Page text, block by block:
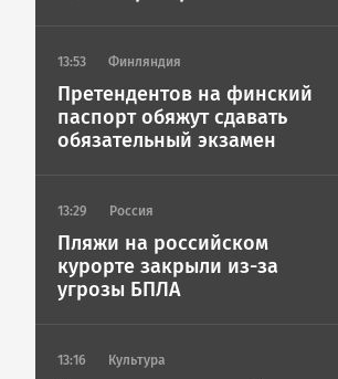
13:53 Финляндия
Претендентов на финский
паспорт обяжут сдавать
обязательный экзамен
13:29 Россия
Пляжи на российском
курорте закрыли из-за
угрозы БПЛА
13:16 Культура